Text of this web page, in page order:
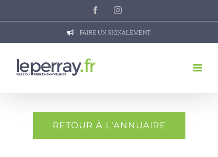
FacebookInstagram
FAIRE UN SIGNALEMENT
RETOUR À L'ANNUAIRE